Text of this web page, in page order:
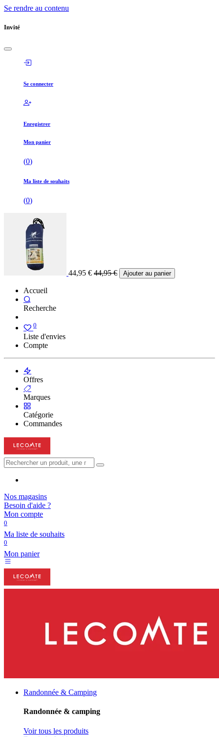
Se rendre au contenu
Invité
Se connecter
Enregistrer
Mon panier
(0)
Ma liste de souhaits
(0)
44,95 € 44,95€ Ajouter au panier
Accueil
Recherche
0
Liste d'envies
Compte
Offres
Marques
Catégorie
Commandes
Nos magasins
Besoin d'aide ?
Mon compte
0
Ma liste de souhaits
0
Mon panier
Randonnée & Camping
Randonnée & camping
Voir tous les produits